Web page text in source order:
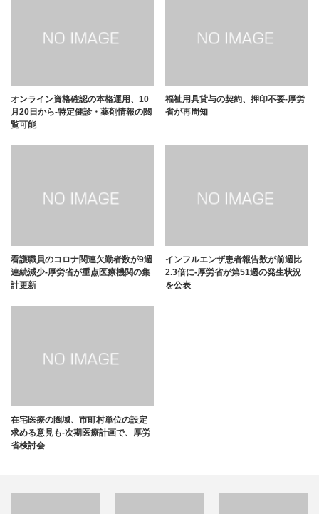
オンライン資格確認の本格運用、10
月20日から-特定健診・薬剤情報の閲
覧可能
福祉用具貸与の契約、押印不要-厚労
省が再周知
看護職員のコロナ関連欠勤者数が9週
連続減少-厚労省が重点医療機関の集
計更新
インフルエンザ患者報告数が前週比
2.3倍に-厚労省が第51週の発生状況
を公表
在宅医療の圏域、市町村単位の設定
求める意見も-次期医療計画で、厚労
省検討会